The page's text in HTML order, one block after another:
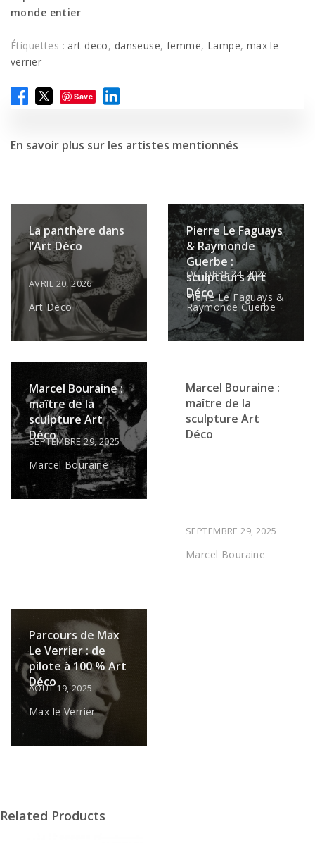
monde entier
Étiquettes : art deco, danseuse, femme, Lampe, max le
verrier
Save
En savoir plus sur les artistes mentionnés
La panthère dans
l’Art Déco
AVRIL 20, 2026
Art Deco
Pierre Le Faguays
& Raymonde
Guerbe :
sculpteurs Art
Déco
OCTOBRE 24, 2025
Pierre Le Faguays &
Raymonde Guerbe
Marcel Bouraine :
maître de la
sculpture Art
Déco
SEPTEMBRE 29, 2025
Marcel Bouraine
Marcel Bouraine :
maître de la
sculpture Art
Déco
SEPTEMBRE 29, 2025
Marcel Bouraine
Parcours de Max
Le Verrier : de
pilote à 100 % Art
Déco
AOÛT 19, 2025
Max le Verrier
Related Products